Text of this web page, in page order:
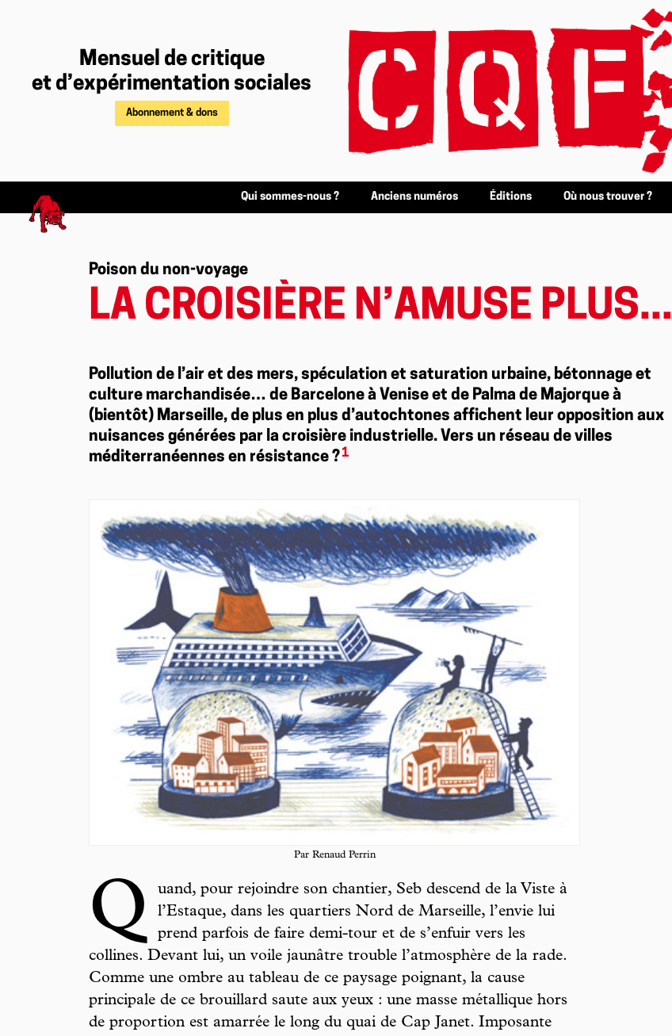
Mensuel de critique
et d’expérimentation sociales
Abonnement & dons
Qui sommes-nous ? Anciens numéros Éditions Où nous trouver ?
Poison du non-voyage
LA CROISIÈRE N’AMUSE PLUS...
Pollution de l’air et des mers, spéculation et saturation urbaine, bétonnage et
culture marchandisée… de Barcelone à Venise et de Palma de Majorque à
(bientôt) Marseille, de plus en plus d’autochtones affichent leur opposition aux
nuisances générées par la croisière industrielle. Vers un réseau de villes
méditerranéennes en résistance ?1
Par Renaud Perrin
Q
uand, pour rejoindre son chantier, Seb descend de la Viste à
l’Estaque, dans les quartiers Nord de Marseille, l’envie lui
prend parfois de faire demi-tour et de s’enfuir vers les
collines. Devant lui, un voile jaunâtre trouble l’atmosphère de la rade.
Comme une ombre au tableau de ce paysage poignant, la cause
principale de ce brouillard saute aux yeux : une masse métallique hors
de proportion est amarrée le long du quai de Cap Janet. Imposante